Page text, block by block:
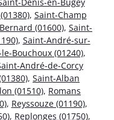
, Saint-Champ
(01600), Saint-
, Saint-André-sur-
Bouchoux (01240),
André-de-Corcy
, Saint-Alban
(01510), Romans
, Reyssouze (01190),
, Replonges (01750),